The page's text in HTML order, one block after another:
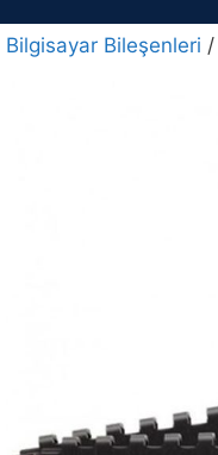
Bilgisayar Bileşenleri /